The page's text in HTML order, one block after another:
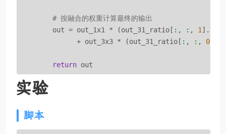
# 按融合的权重计算最终的输出
        out = out_1x1 * (out_31_ratio[
: , : , 1
              + out_3x3 * (out_31_ratio[
: , : , 0
return out
实验
脚本